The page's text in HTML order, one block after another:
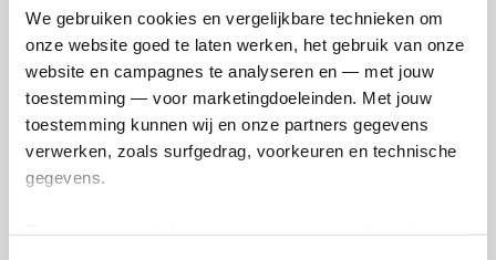
We gebruiken cookies en vergelijkbare technieken om
onze website goed te laten werken, het gebruik van onze
website en campagnes te analyseren en — met jouw
toestemming — voor marketingdoeleinden. Met jouw
toestemming kunnen wij en onze partners gegevens
verwerken, zoals surfgedrag, voorkeuren en technische
gegevens.
Martine's badges